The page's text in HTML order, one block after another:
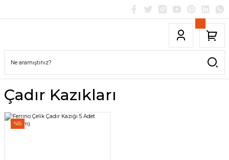
Çadır Kazıkları
%15